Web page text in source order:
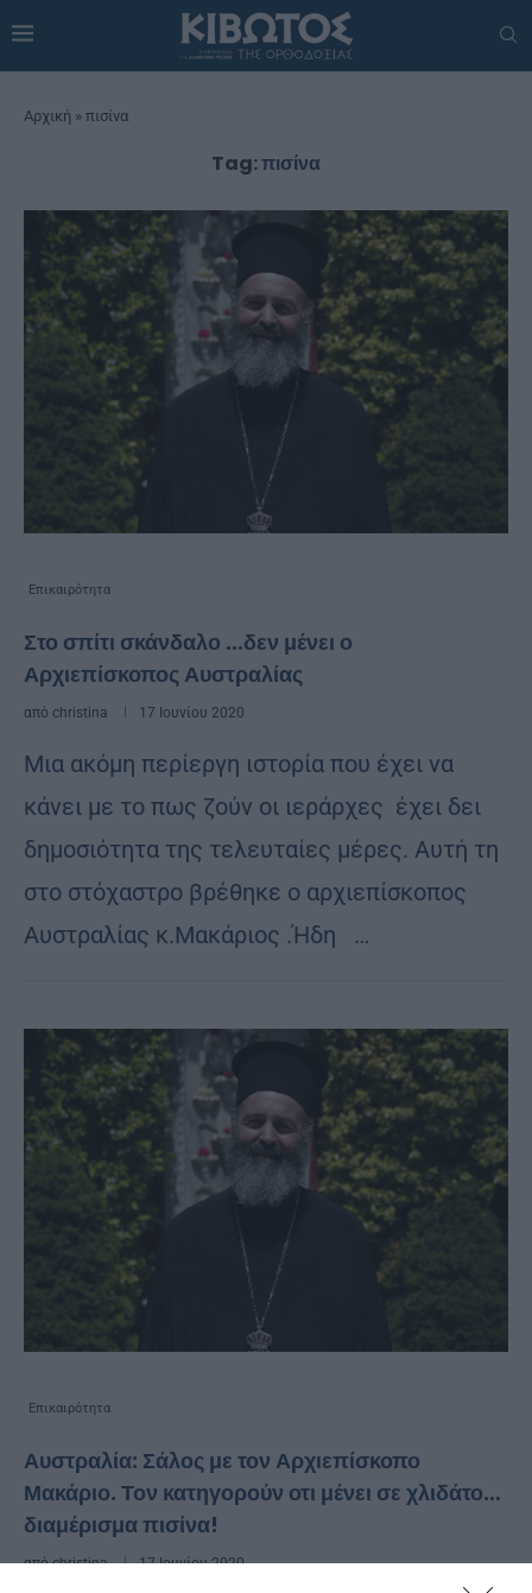
Αρχική » πισίνα
Tag:πισίνα
Επικαιρότητα
Στο σπίτι σκάνδαλο …δεν μένει ο
Αρχιεπίσκοπος Αυστραλίας
από christina 17 Ιουνίου 2020
Μια ακόμη περίεργη ιστορία που έχει να
κάνει με το πως ζούν οι ιεράρχες έχει δει
δημοσιότητα της τελευταίες μέρες. Αυτή τη
στο στόχαστρο βρέθηκε ο αρχιεπίσκοπος
Αυστραλίας κ.Μακάριος .Ήδη …
Επικαιρότητα
Αυστραλία: Σάλος με τον Αρχιεπίσκοπο
Μακάριο. Τον κατηγορούν οτι μένει σε χλιδάτο…
διαμέρισμα πισίνα!
απόchristina 17 Ιουνίου 2020